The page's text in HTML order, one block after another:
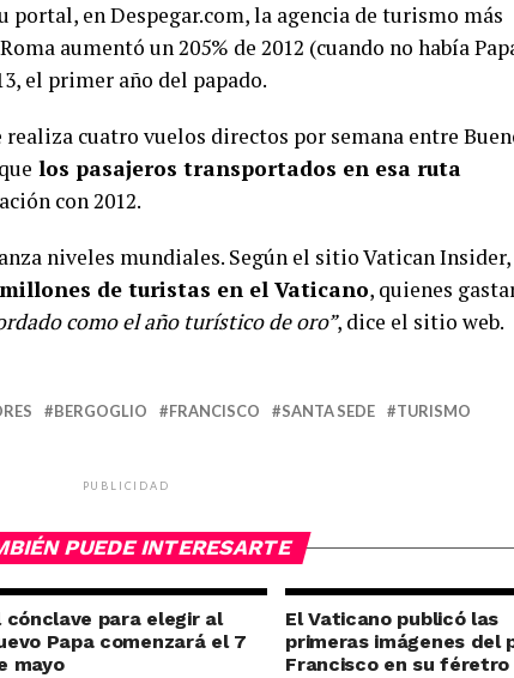
portal, en Despegar.com, la agencia de turismo más
aumentó un 205% de 2012 (cuando no había
el primer año del papado.
cuatro vuelos directos por semana entre
los pasajeros transportados en esa ruta
con 2012.
niveles mundiales. Según el sitio Vatican Insider,
de turistas en el Vaticano, quienes
como el año turístico de oro”, dice el sitio web.
BERGOGLIO FRANCISCO SANTA SEDE
TURISMO
PUBLICIDAD
PUEDE INTERESARTE
cónclave para elegir al
Papa comenzará el 7
mayo
El Vaticano publicó las
primeras imágenes del
Francisco en su féretro